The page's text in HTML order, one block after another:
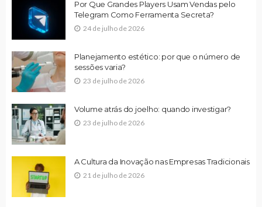
Por Que Grandes Players Usam Vendas pelo
Telegram Como Ferramenta Secreta?
24 de julho de 2026
Planejamento estético: por que o número de
sessões varia?
23 de julho de 2026
Volume atrás do joelho: quando investigar?
23 de julho de 2026
A Cultura da Inovação nas Empresas Tradicionais
21 de julho de 2026